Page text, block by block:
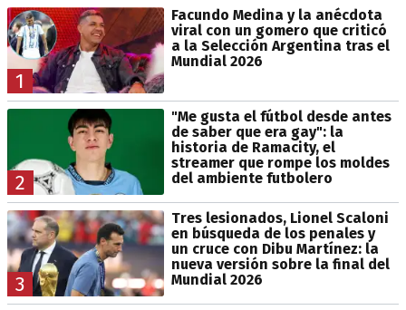
1
Facundo Medina y la anécdota
viral con un gomero que criticó
a la Selección Argentina tras el
Mundial 2026
2
"Me gusta el fútbol desde antes
de saber que era gay": la
historia de Ramacity, el
streamer que rompe los moldes
del ambiente futbolero
3
Tres lesionados, Lionel Scaloni
en búsqueda de los penales y
un cruce con Dibu Martínez: la
nueva versión sobre la final del
Mundial 2026